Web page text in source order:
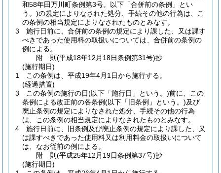
和58年田万川町条例第3号。以下「合併前の条例」とい
う。)の規定によりなされた処分、手続その他の行為は、こ
の条例の相当規定によりなされたものとみなす。
3
施行日前に、合併前の条例の規定により課した、又は課す
べきであった使用料の取扱いについては、合併前の条例の
例による。
附 則(平成18年12月18日条例第31号)抄
(施行期日)
1
この条例は、平成19年4月1日から施行する。
(経過措置)
3
この条例の施行の日(以下「施行日」という。)前に、この
条例による改正前の各条例(以下「旧条例」という。)及び
廃止条例の規定によりなされた処分、手続その他の行為
は、この条例の相当規定によりなされたものとみなす。
4
施行日前に、旧条例及び廃止条例の規定により課した、又
は課すべきであった使用料又は利用料金の取扱いについて
は、なお従前の例による。
附 則(平成25年12月19日条例第37号)抄
(施行期日)